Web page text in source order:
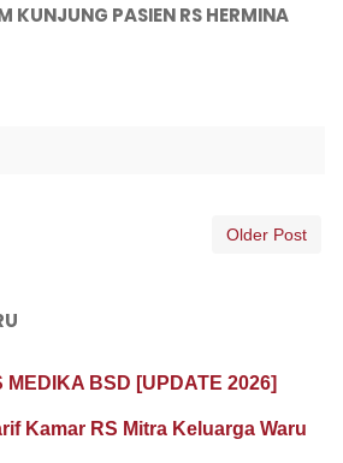
KUNJUNG PASIEN RS HERMINA
Older Post
BSD [UPDATE 2026]
Kamar RS Mitra Keluarga Waru